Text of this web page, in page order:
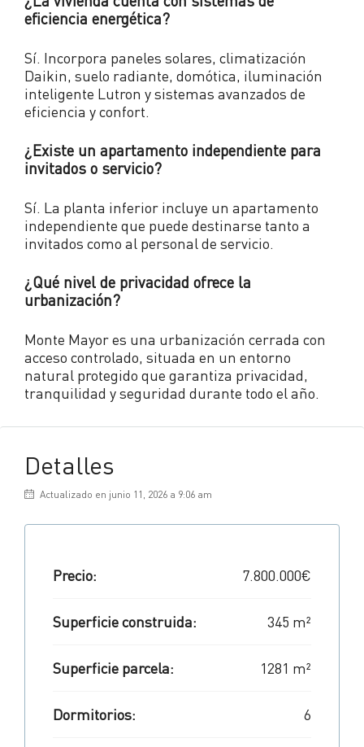
eficiencia energética?
Sí. Incorpora paneles solares, climatización
Daikin, suelo radiante, domótica, iluminación
inteligente Lutron y sistemas avanzados de
eficiencia y confort.
¿Existe un apartamento independiente para
invitados o servicio?
Sí. La planta inferior incluye un apartamento
independiente que puede destinarse tanto a
invitados como al personal de servicio.
¿Qué nivel de privacidad ofrece la
urbanización?
Monte Mayor es una urbanización cerrada con
acceso controlado, situada en un entorno
natural protegido que garantiza privacidad,
tranquilidad y seguridad durante todo el año.
Detalles
Actualizado en junio 11, 2026 a 9:06 am
Precio: 7.800.000€
Superficie construida: 345 m²
Superficie parcela: 1281 m²
Dormitorios: 6